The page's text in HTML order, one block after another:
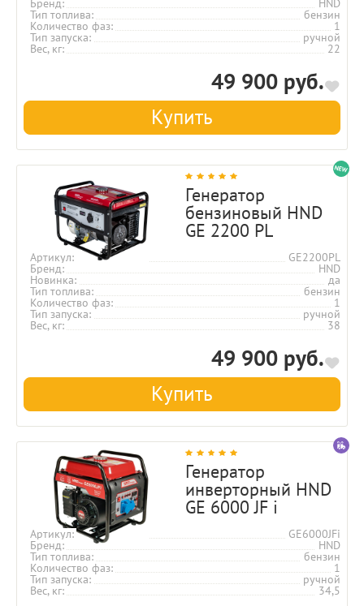
Бренд HND
Тип топлива бензин
Количество фаз 1
Тип запуска ручной
Вес, кг 22
49 900 руб.
Купить
Генератор
бензиновый HND
GE 2200 PL
Артикул GE2200PL
Бренд HND
Новинка да
Тип топлива бензин
Количество фаз 1
Тип запуска ручной
Вес, кг 38
49 900 руб.
Купить
Генератор
инверторный HND
GE 6000 JF i
Артикул GE6000JFi
Бренд HND
Тип топлива бензин
Количество фаз 1
Тип запуска ручной
Вес, кг 34,5